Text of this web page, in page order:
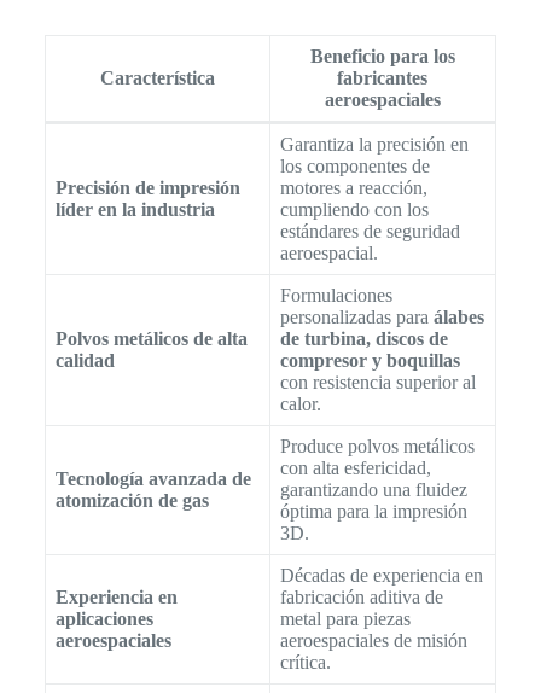
Característica
Beneficio para los
fabricantes
aeroespaciales
Precisión de impresión
líder en la industria
Garantiza la precisión en
los componentes de
motores a reacción,
cumpliendo con los
estándares de seguridad
aeroespacial.
Polvos metálicos de alta
calidad
Formulaciones
personalizadas para álabes
de turbina, discos de
compresor y boquillas
con resistencia superior al
calor.
Tecnología avanzada de
atomización de gas
Produce polvos metálicos
con alta esfericidad,
garantizando una fluidez
óptima para la impresión
3D.
Experiencia en
aplicaciones
aeroespaciales
Décadas de experiencia en
fabricación aditiva de
metal para piezas
aeroespaciales de misión
crítica.